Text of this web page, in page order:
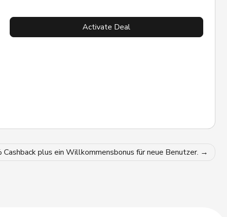
Activate Deal
plus ein Willkommensbonus für neue Benutzer.